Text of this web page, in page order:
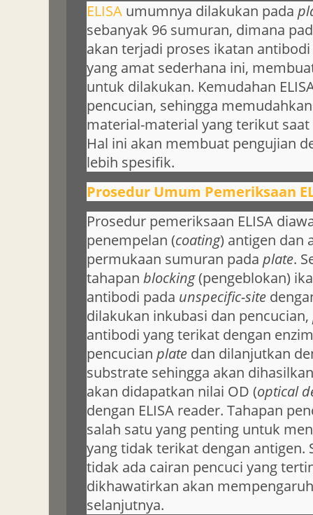
ELISA umumnya dilakukan pada
sebanyak 96 sumuran, dimana
akan terjadi proses ikatan
yang amat sederhana ini,
untuk dilakukan. Kemudahan
pencucian, sehingga
material-material yang terikut
Hal ini akan membuat pengujian
lebih spesifik.
Prosedur Umum Pemeriksaan
Prosedur pemeriksaan ELISA
penempelan (coating) antigen dan
permukaan sumuran pada plate.
tahapan blocking(pengeblokan)
antibodi pada unspecific-site
dilakukan inkubasi dan pencucian,
antibodi yang terikat dengan
pencucian plate dan dilanjutkan
substrate sehingga akan
akan didapatkan nilai OD (optical
dengan ELISA reader. Tahapan
salah satu yang penting untuk
yang tidak terikat dengan antigen.
tidak ada cairan pencuci yang
dikhawatirkan akan
selanjutnya.